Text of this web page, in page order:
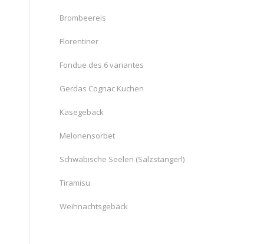
Brombeereis
Florentiner
Fondue des 6 variantes
Gerdas Cognac Kuchen
Käsegebäck
Melonensorbet
Schwäbische Seelen (Salzstangerl)
Tiramisu
Weihnachtsgebäck